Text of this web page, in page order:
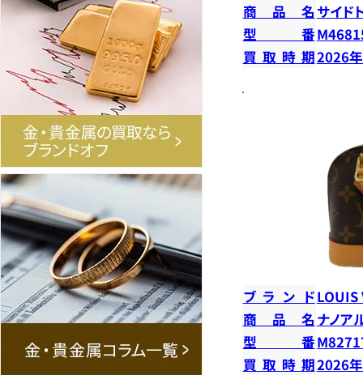
商品名 サイド
型番
買取時期2026
ブランドLOUIS
商品名 ナノア
型番
買取時期2026